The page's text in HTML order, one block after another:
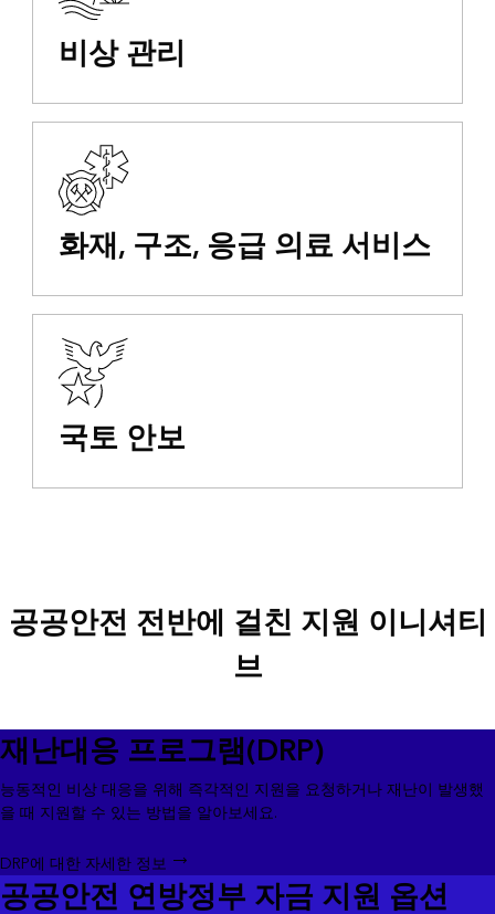
비상 관리
화재, 구조, 응급 의료 서비스
국토 안보
공공안전 전반에 걸친 지원 이니셔티
브
재난대응 프로그램(DRP)
능동적인 비상 대응을 위해 즉각적인 지원을 요청하거나 재난이 발생했
을 때 지원할 수 있는 방법을 알아보세요.
DRP에 대한 자세한 정보
공공안전 연방정부 자금 지원 옵션